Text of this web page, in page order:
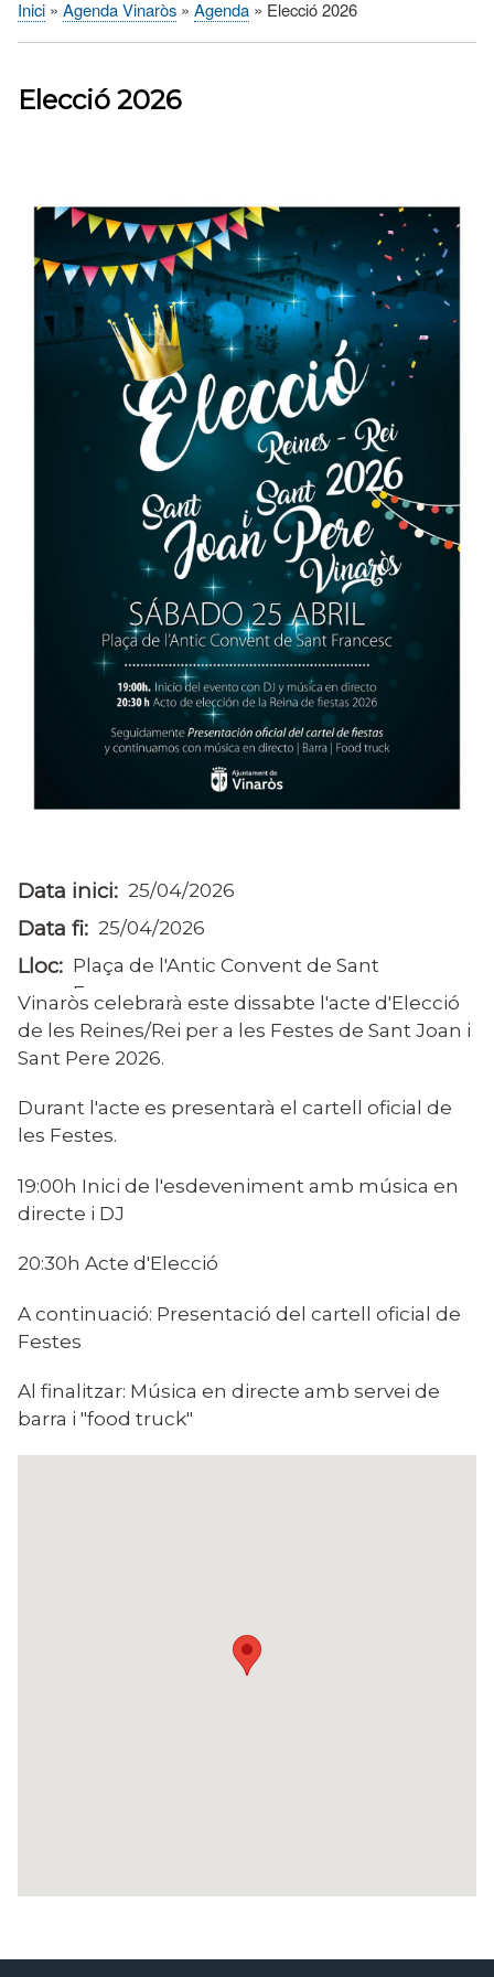
Fil
Inici Agenda Vinaròs Agenda Elecció 2026
Elecció 2026
Data inici 25/04/2026
Data fi 25/04/2026
Lloc
Plaça de l'Antic Convent de Sant
Francesc
Vinaròs celebrarà este dissabte l'acte d'Elecció
de les Reines/Rei per a les Festes de Sant Joan i
Sant Pere 2026.
Durant l'acte es presentarà el cartell oficial de
les Festes.
19:00h Inici de l'esdeveniment amb música en
directe i DJ
20:30h Acte d'Elecció
A continuació: Presentació del cartell oficial de
Festes
Al finalitzar: Música en directe amb servei de
barra i "food truck"